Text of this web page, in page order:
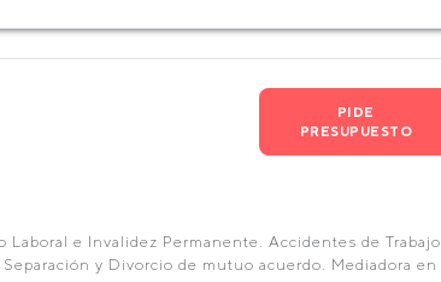
PIDE
PRESUPUESTO
Laboral e Invalidez Permanente. Accidentes de Trabajo
y Divorcio de mutuo acuerdo. Mediadora en